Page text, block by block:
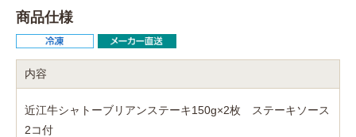
商品仕様
内容
近江牛シャトーブリアンステーキ150g×2枚 ステーキソース
2コ付